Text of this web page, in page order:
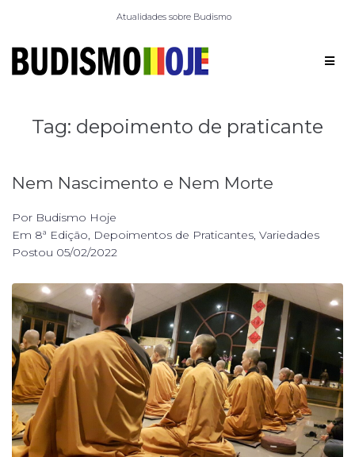
Atualidades sobre Budismo
Tag: depoimento de praticante
Nem Nascimento e Nem Morte
Por Budismo Hoje
Em 8ª Edição, Depoimentos de Praticantes, Variedades
Postou 05/02/2022